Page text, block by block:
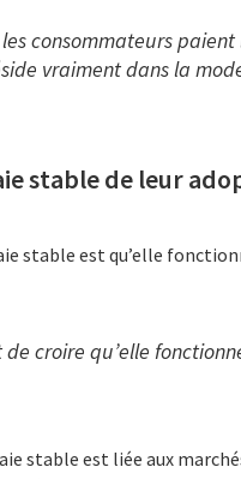
consommateurs
vraiment dans la
stable de leur
stable est qu’elle
croire qu’elle
stable est liée aux